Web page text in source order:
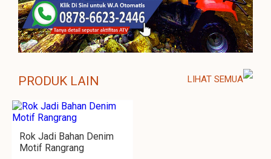
PRODUK LAIN LIHAT SEMUA
Rok Jadi Bahan Denim
Motif Rangrang